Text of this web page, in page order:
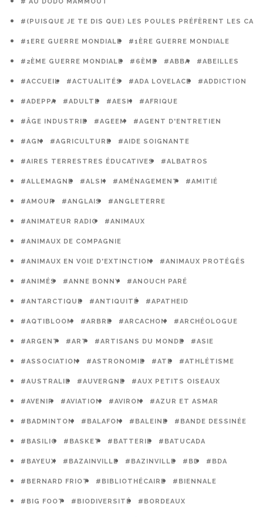
#(PUISQUE JE TE DIS QUE) LES POULES PRÉFÈRENT LES
#1ERE GUERRE MONDIALE #1ÈRE GUERRE MONDIALE
#2ÈME GUERRE MONDIALE #6ÈME #ABBA #ABEILLES
#ACCUEIL #ACTUALITÉS #ADA LOVELACE #ADDICTION
#ADEPPA #ADULTE #AESH #AFRIQUE
#ÂGE INDUSTRIE #AGEEM #AGENT D'ENTRETIEN
#AGN #AGRICULTURE #AIDE SOIGNANTE
#AIRES TERRESTRES ÉDUCATIVES #ALBATROS
#ALLEMAGNE #ALSH #AMÉNAGEMENT #AMITIÉ
#AMOUR #ANGLAIS #ANGLETERRE
#ANIMATEUR RADIO #ANIMAUX
#ANIMAUX DE COMPAGNIE
#ANIMAUX EN VOIE D'EXTINCTION #ANIMAUX PROTÉGÉS
#ANIMÉS #ANNE BONNY #ANOUCH PARÉ
#ANTARCTIQUE #ANTIQUITÉ #APATHEID
#AQTIBLOOM #ARBRE #ARCACHON #ARCHÉOLOGUE
#ARGENT #ART #ARTISANS DU MONDE #ASIE
#ASSOCIATION #ASTRONOMIE #ATE #ATHLÉTISME
#AUSTRALIE #AUVERGNE #AUX PETITS OISEAUX
#AVENIR #AVIATION #AVIRON #AZUR ET ASMAR
#BADMINTON #BALAFON #BALEINE #BANDE DESSINÉE
#BASILIC #BASKET #BATTERIE #BATUCADA
#BAYEUX #BAZAINVILLE #BAZINVILLE #BD #BDA
#BERNARD FRIOT #BIBLIOTHÉCAIRE #BIENNALE
#BIG FOOT #BIODIVERSITÉ #BORDEAUX